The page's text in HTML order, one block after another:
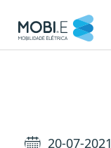
20-07-2021